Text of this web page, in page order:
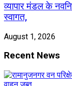
व्यापार मंडल के
स्वागत,
August 1, 2026
Recent News